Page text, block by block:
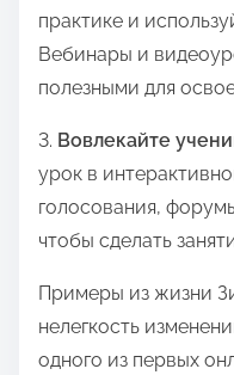
практике и
Вебинары и
полезными для
3. Вовлекайте
урок в
голосования,
чтобы сделать
Примеры из жизни
нелегкость
одного из первых